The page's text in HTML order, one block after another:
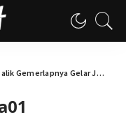
Gemerlapnya Gelar Juara Persib